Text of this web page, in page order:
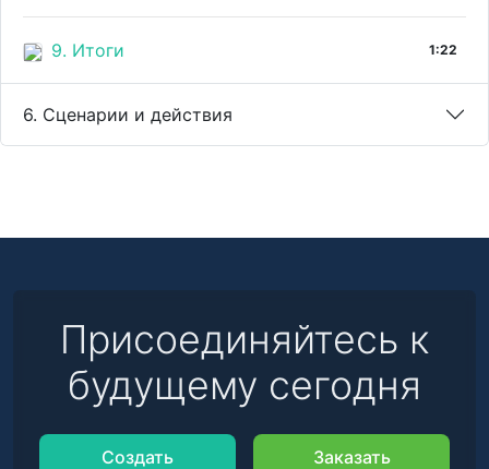
9. Итоги 1:22
6. Сценарии и действия
Присоединяйтесь к
будущему сегодня
Создать Заказать